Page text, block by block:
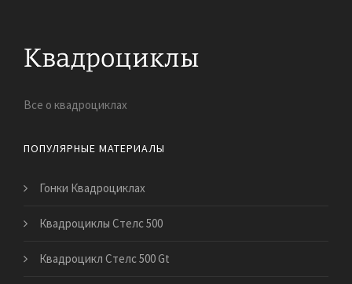
Все о квадроциклах
ПОПУЛЯРНЫЕ МАТЕРИАЛЫ
Гонки Квадроциклах
Квадроциклы Стелс 500
Квадроцикл Стелс 500 Gt